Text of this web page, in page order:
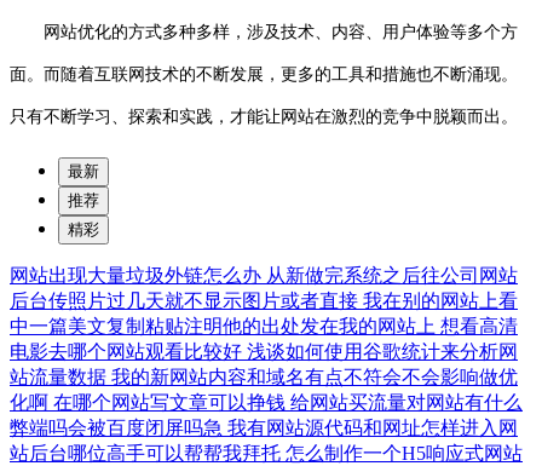
网站优化的方式多种多样，涉及技术、内容、用户体验等多个方
面。而随着互联网技术的不断发展，更多的工具和措施也不断涌现。
只有不断学习、探索和实践，才能让网站在激烈的竞争中脱颖而出。
最新
推荐
精彩
网站出现大量垃圾外链怎么办 从新做完系统之后往公司网站
后台传照片过几天就不显示图片或者直接 我在别的网站上看
中一篇美文复制粘贴注明他的出处发在我的网站上 想看高清
电影去哪个网站观看比较好 浅谈如何使用谷歌统计来分析网
站流量数据 我的新网站内容和域名有点不符会不会影响做优
化啊 在哪个网站写文章可以挣钱 给网站买流量对网站有什么
弊端吗会被百度闭屏吗急 我有网站源代码和网址怎样进入网
站后台哪位高手可以帮帮我拜托 怎么制作一个H5响应式网站